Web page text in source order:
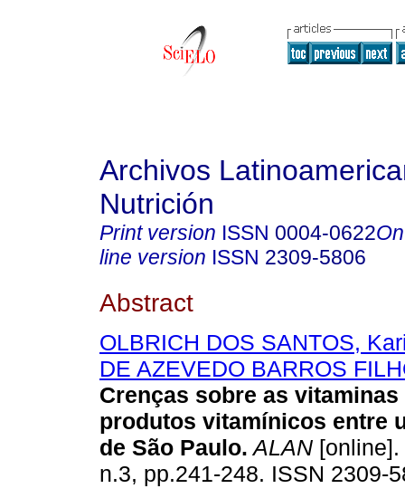
Archivos
Nutrición
Print version ISSN 0004-0622
line version ISSN 2309-5806
Abstract
OLBRICH DOS SANTOS,
DE AZEVEDO BARROS
Crenças sobre as
produtos vitamínicos entre
de São Paulo. ALAN
n.3, pp.241-248. ISSN 2309-